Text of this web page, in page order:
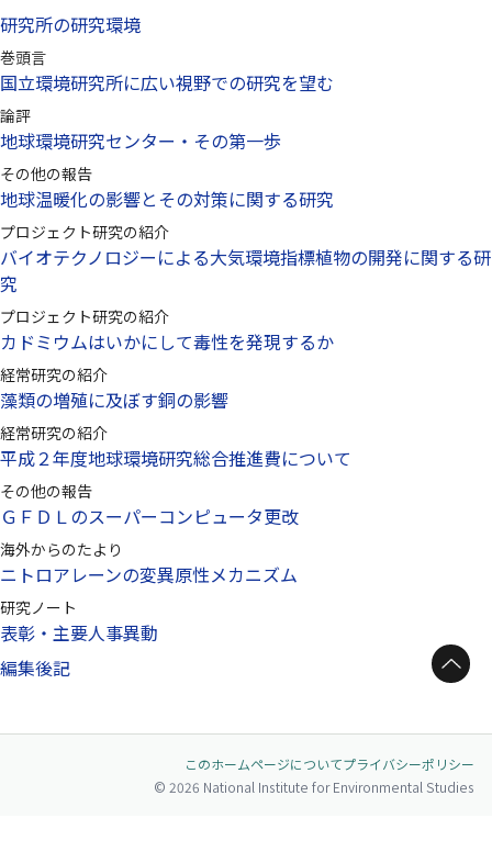
研究所の研究環境
巻頭言
国立環境研究所に広い視野での研究を望む
論評
地球環境研究センター・その第一歩
その他の報告
地球温暖化の影響とその対策に関する研究
プロジェクト研究の紹介
バイオテクノロジーによる大気環境指標植物の開発に関する研
究
プロジェクト研究の紹介
カドミウムはいかにして毒性を発現するか
経常研究の紹介
藻類の増殖に及ぼす銅の影響
経常研究の紹介
平成２年度地球環境研究総合推進費について
その他の報告
ＧＦＤＬのスーパーコンピュータ更改
海外からのたより
ニトロアレーンの変異原性メカニズム
研究ノート
表彰・主要人事異動
編集後記
ページトップへ
このホームページについてプライバシーポリシー
© 2026 National Institute for Environmental Studies